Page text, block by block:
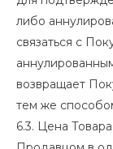
либо
связаться с
возвращает
тем же
6.3. Цена